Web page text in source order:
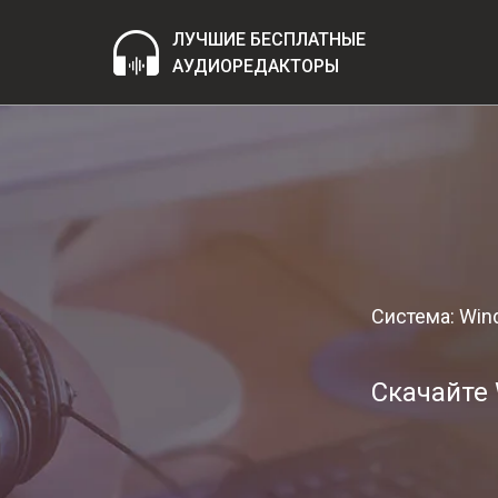
ЛУЧШИЕ БЕСПЛАТНЫЕ
АУДИОРЕДАКТОРЫ
Система: